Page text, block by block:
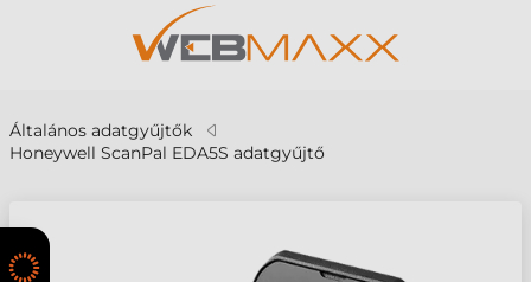
Általános adatgyűjtők
Honeywell ScanPal EDA5S adatgyűjtő